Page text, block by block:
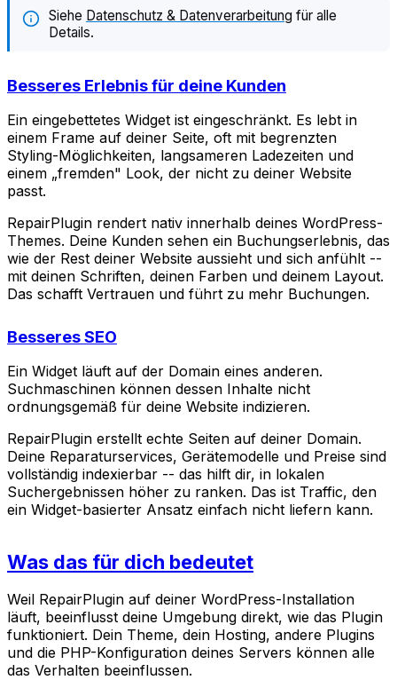
Siehe Datenschutz & Datenverarbeitung für alle
Details.
Besseres Erlebnis für deine Kunden
Ein eingebettetes Widget ist eingeschränkt. Es lebt in
einem Frame auf deiner Seite, oft mit begrenzten
Styling-Möglichkeiten, langsameren Ladezeiten und
einem „fremden" Look, der nicht zu deiner Website
passt.
RepairPlugin rendert nativ innerhalb deines WordPress-
Themes. Deine Kunden sehen ein Buchungserlebnis, das
wie der Rest deiner Website aussieht und sich anfühlt --
mit deinen Schriften, deinen Farben und deinem Layout.
Das schafft Vertrauen und führt zu mehr Buchungen.
Besseres SEO
Ein Widget läuft auf der Domain eines anderen.
Suchmaschinen können dessen Inhalte nicht
ordnungsgemäß für deine Website indizieren.
RepairPlugin erstellt echte Seiten auf deiner Domain.
Deine Reparaturservices, Gerätemodelle und Preise sind
vollständig indexierbar -- das hilft dir, in lokalen
Suchergebnissen höher zu ranken. Das ist Traffic, den
ein Widget-basierter Ansatz einfach nicht liefern kann.
Was das für dich bedeutet
Weil RepairPlugin auf deiner WordPress-Installation
läuft, beeinflusst deine Umgebung direkt, wie das Plugin
funktioniert. Dein Theme, dein Hosting, andere Plugins
und die PHP-Konfiguration deines Servers können alle
das Verhalten beeinflussen.